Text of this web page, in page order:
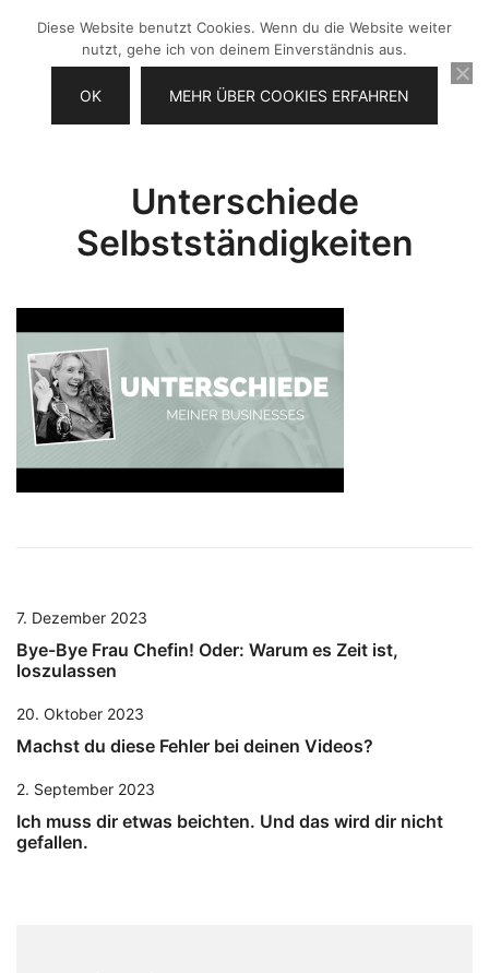
springen
Unterschiede
Selbstständigkeiten
7. Dezember 2023
Bye-Bye Frau Chefin! Oder: Warum es Zeit ist,
loszulassen
20. Oktober 2023
Machst du diese Fehler bei deinen Videos?
2. September 2023
Ich muss dir etwas beichten. Und das wird dir nicht
gefallen.
Diese Website benutzt Cookies. Wenn du die Website weiter
nutzt, gehe ich von deinem Einverständnis aus.
OK MEHR ÜBER COOKIES ERFAHREN